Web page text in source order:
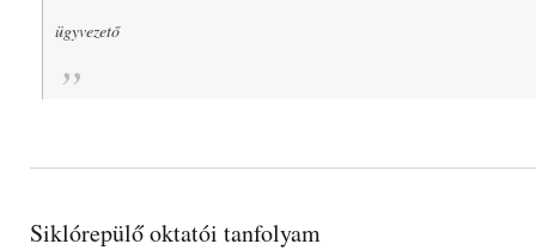
ügyvezető
Siklórepülő oktatói tanfolyam